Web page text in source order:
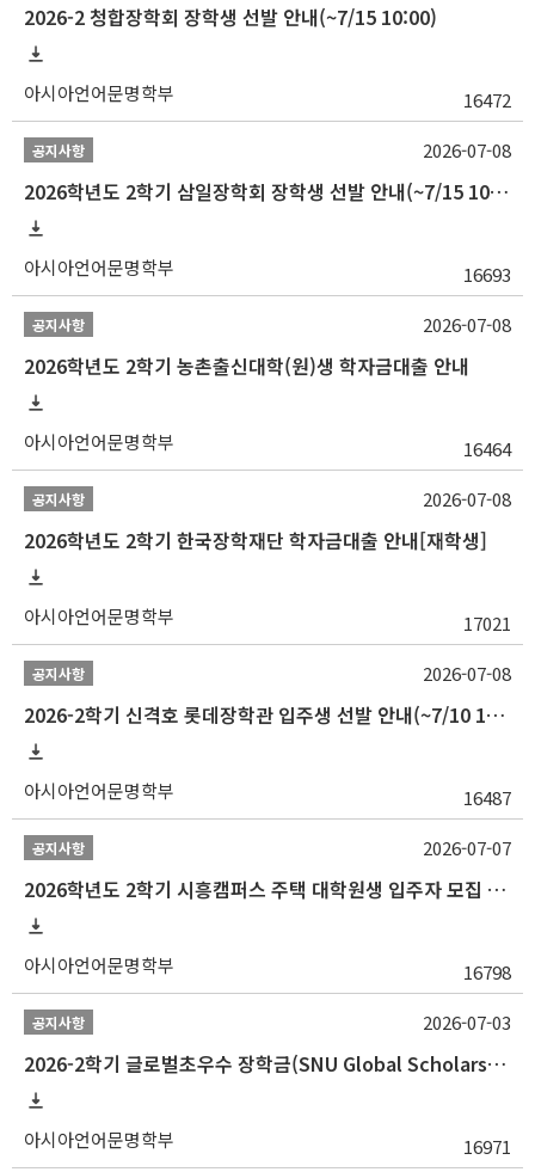
2026-2 청합장학회 장학생 선발 안내(~7/15 10:00)
아시아언어문명학부 16472
공지사항
2026학년도 2학기 삼일장학회 장학생 선발 안내(~7/15 10:00)
아시아언어문명학부 16693
2026-07-08
공지사항
2026학년도 2학기 농촌출신대학(원)생 학자금대출 안내
아시아언어문명학부 16464
2026-07-08
공지사항
2026학년도 2학기 한국장학재단 학자금대출 안내[재학생]
아시아언어문명학부 17021
2026-07-08
공지사항
2026-2학기 신격호 롯데장학관 입주생 선발 안내(~7/10 10:00)
아시아언어문명학부 16487
2026-07-08
공지사항
2026학년도 2학기 시흥캠퍼스 주택 대학원생 입주자 모집 안내
아시아언어문명학부 16798
2026-07-07
공지사항
2026-2학기 글로벌초우수 장학금(SNU Global Scholarship, GS) 신청 안내(~7/12 23:00)
아시아언어문명학부 16971
2026-07-03